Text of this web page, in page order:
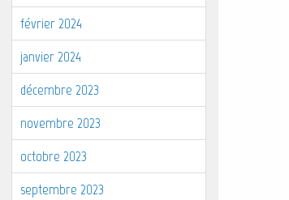
février 2024
janvier 2024
décembre 2023
novembre 2023
octobre 2023
septembre 2023